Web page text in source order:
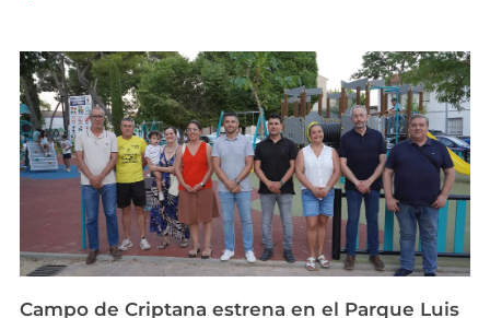
Campo de Criptana estrena en el Parque Luis